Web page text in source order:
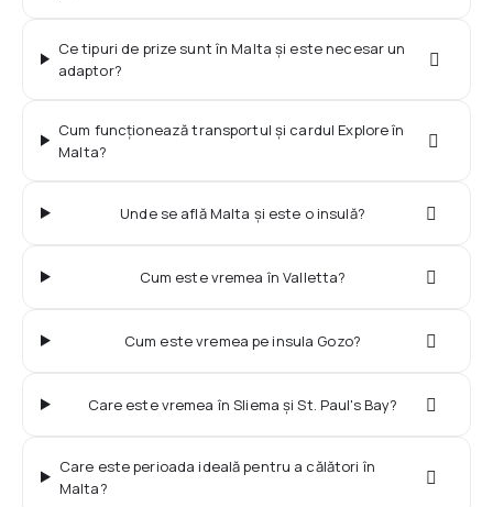
Ce tipuri de prize sunt în Malta și este necesar un
adaptor?
Cum funcționează transportul și cardul Explore în
Malta?
Unde se află Malta și este o insulă?
Cum este vremea în Valletta?
Cum este vremea pe insula Gozo?
Care este vremea în Sliema și St. Paul's Bay?
Care este perioada ideală pentru a călători în
Malta?